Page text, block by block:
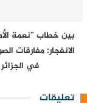
بين خطاب “نعمة
الانفجار: مفارقات
في الجزائر
تعليقات